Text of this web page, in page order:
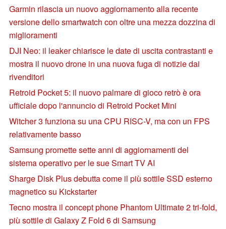
Garmin rilascia un nuovo aggiornamento alla recente
versione dello smartwatch con oltre una mezza dozzina di
miglioramenti
DJI Neo: il leaker chiarisce le date di uscita contrastanti e
mostra il nuovo drone in una nuova fuga di notizie dai
rivenditori
Retroid Pocket 5: il nuovo palmare di gioco retrò è ora
ufficiale dopo l'annuncio di Retroid Pocket Mini
Witcher 3 funziona su una CPU RISC-V, ma con un FPS
relativamente basso
Samsung promette sette anni di aggiornamenti del
sistema operativo per le sue Smart TV AI
Sharge Disk Plus debutta come il più sottile SSD esterno
magnetico su Kickstarter
Tecno mostra il concept phone Phantom Ultimate 2 tri-fold,
più sottile di Galaxy Z Fold 6 di Samsung